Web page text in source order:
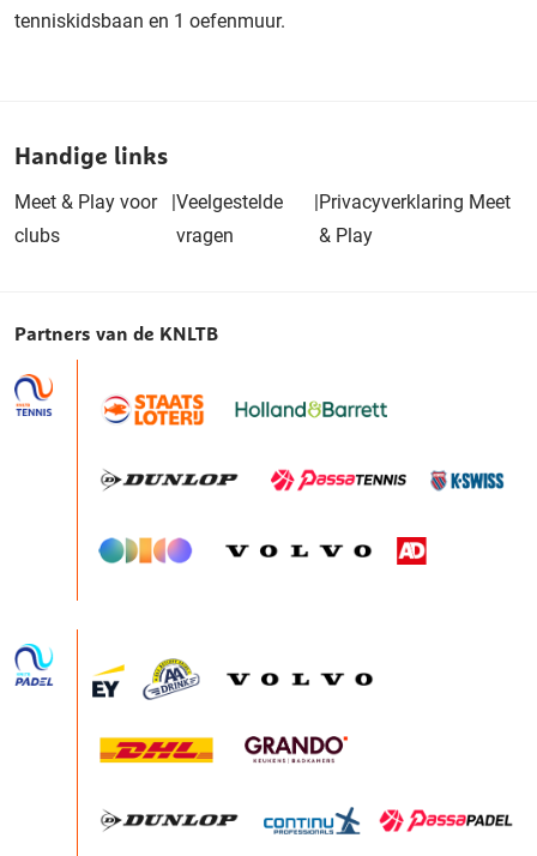
tenniskidsbaan en 1 oefenmuur.
Handige links
Meet & Play voor
clubs
|Veelgestelde
vragen
|Privacyverklaring Meet
& Play
Partners van de KNLTB